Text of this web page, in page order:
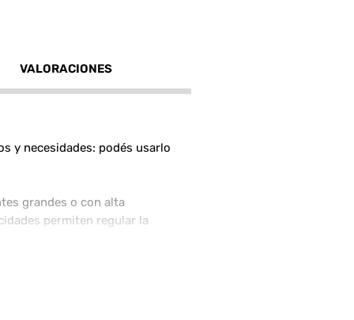
VALORACIONES
y necesidades: podés usarlo
grandes o con alta
permiten regular la